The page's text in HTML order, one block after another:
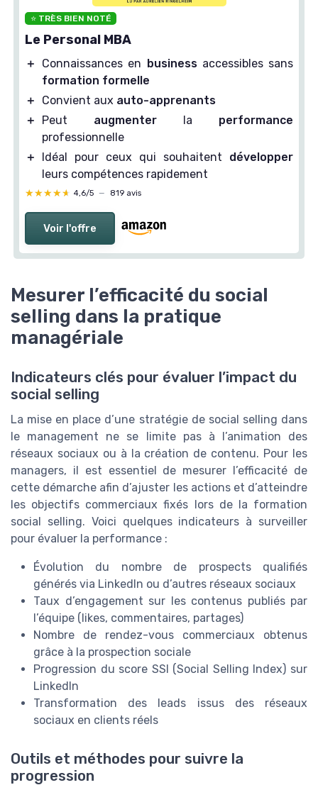
⭐ TRÈS BIEN NOTÉ
Le Personal MBA
＋ Connaissances en businessaccessibles sans
formation formelle
＋
Convient aux auto-apprenants
＋
Peut augmenter la performance
professionnelle
＋
Idéal pour ceux qui souhaitent développer
leurs compétences rapidement
★★★★★
★★★★★ 4,6/5 — 819 avis
Voir l'offre
Mesurer l’efficacité du social
selling dans la pratique
managériale
Indicateurs clés pour évaluer l’impact du
social selling
La mise en place d’une stratégie de social selling dans
le management ne se limite pas à l’animation des
réseaux sociaux ou à la création de contenu. Pour les
managers, il est essentiel de mesurer l’efficacité de
cette démarche afin d’ajuster les actions et d’atteindre
les objectifs commerciaux fixés lors de la formation
social selling. Voici quelques indicateurs à surveiller
pour évaluer la performance :
Évolution du nombre de prospects qualifiés
générés via LinkedIn ou d’autres réseaux sociaux
Taux d’engagement sur les contenus publiés par
l’équipe (likes, commentaires, partages)
Nombre de rendez-vous commerciaux obtenus
grâce à la prospection sociale
Progression du score SSI (Social Selling Index) sur
LinkedIn
Transformation des leads issus des réseaux
sociaux en clients réels
Outils et méthodes pour suivre la
progression